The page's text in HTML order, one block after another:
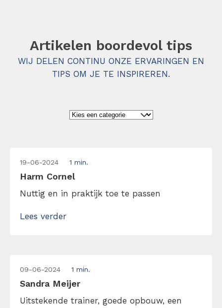
Artikelen boordevol tips
WIJ DELEN CONTINU ONZE ERVARINGEN EN
TIPS OM JE TE INSPIREREN.
19-06-2024 1 min.
Harm Cornel
Nuttig en in praktijk toe te passen
Lees verder
09-06-2024 1 min.
Sandra Meijer
Uitstekende trainer, goede opbouw, een